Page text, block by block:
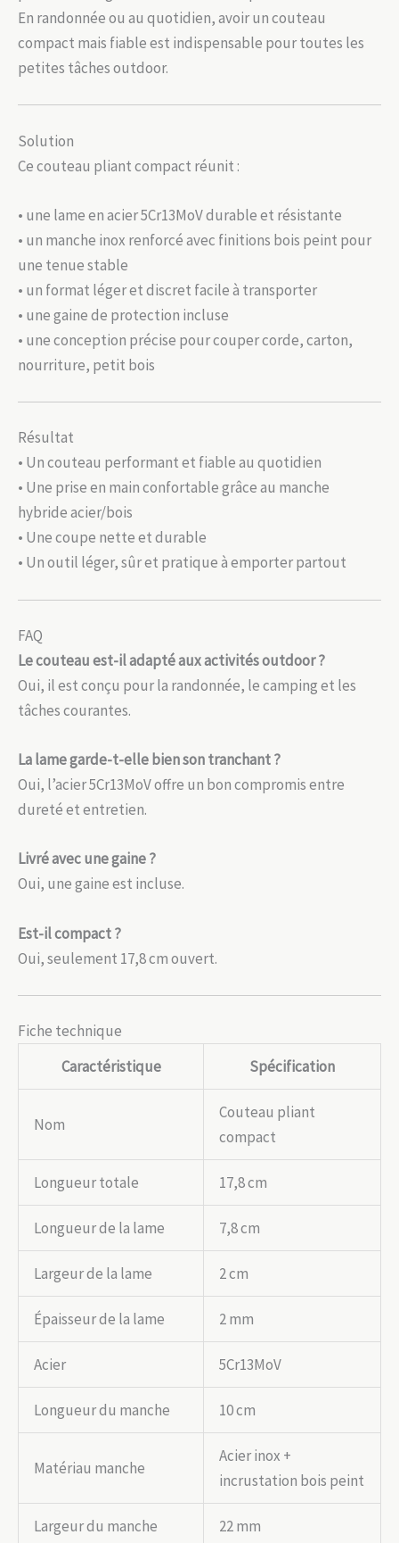
En randonnée ou au quotidien, avoir un couteau
compact mais fiable est indispensable pour toutes les
petites tâches outdoor.
Solution
Ce couteau pliant compact réunit :
• une lame en acier 5Cr13MoV durable et résistante
• un manche inox renforcé avec finitions bois peint pour
une tenue stable
• un format léger et discret facile à transporter
• une gaine de protection incluse
• une conception précise pour couper corde, carton,
nourriture, petit bois
Résultat
• Un couteau performant et fiable au quotidien
• Une prise en main confortable grâce au manche
hybride acier/bois
• Une coupe nette et durable
• Un outil léger, sûr et pratique à emporter partout
FAQ
Le couteau est-il adapté aux activités outdoor ?
Oui, il est conçu pour la randonnée, le camping et les
tâches courantes.
La lame garde-t-elle bien son tranchant ?
Oui, l’acier 5Cr13MoV offre un bon compromis entre
dureté et entretien.
Livré avec une gaine ?
Oui, une gaine est incluse.
Est-il compact ?
Oui, seulement 17,8 cm ouvert.
Fiche technique
Caractéristique
Spécification
Nom
Couteau pliant
compact
Longueur totale 17,8 cm
Longueur de la lame 7,8 cm
Largeur de la lame 2 cm
Épaisseur de la lame 2 mm
Acier 5Cr13MoV
Longueur du manche 10 cm
Matériau manche
Acier inox +
incrustation bois peint
Largeur du manche 22 mm